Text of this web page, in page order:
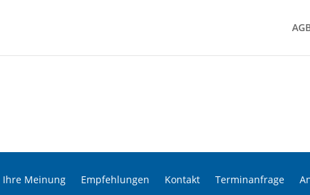
Ihre Meinung Empfehlungen Kontakt Terminanfrage